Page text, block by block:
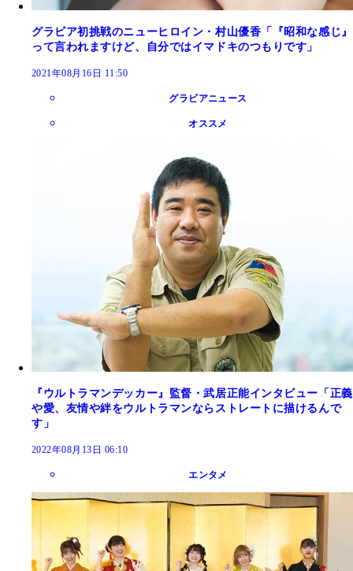
グラビア初挑戦のニューヒロイン・村山優香「『昭和な感じ』
って言われますけど、自分ではイマドキのつもりです」
2021年08月16日 11:50
グラビアニュース
オススメ
『ウルトラマンデッカー』監督・武居正能インタビュー「正義
や愛、友情や絆をウルトラマンならストレートに描けるんで
す」
2022年08月13日 06:10
エンタメ